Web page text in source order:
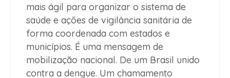
mais ágil para organizar o sistema de
saúde e ações de vigilância sanitária de
forma coordenada com estados e
municípios. É uma mensagem de
mobilização nacional. De um Brasil unido
contra a dengue. Um chamamento